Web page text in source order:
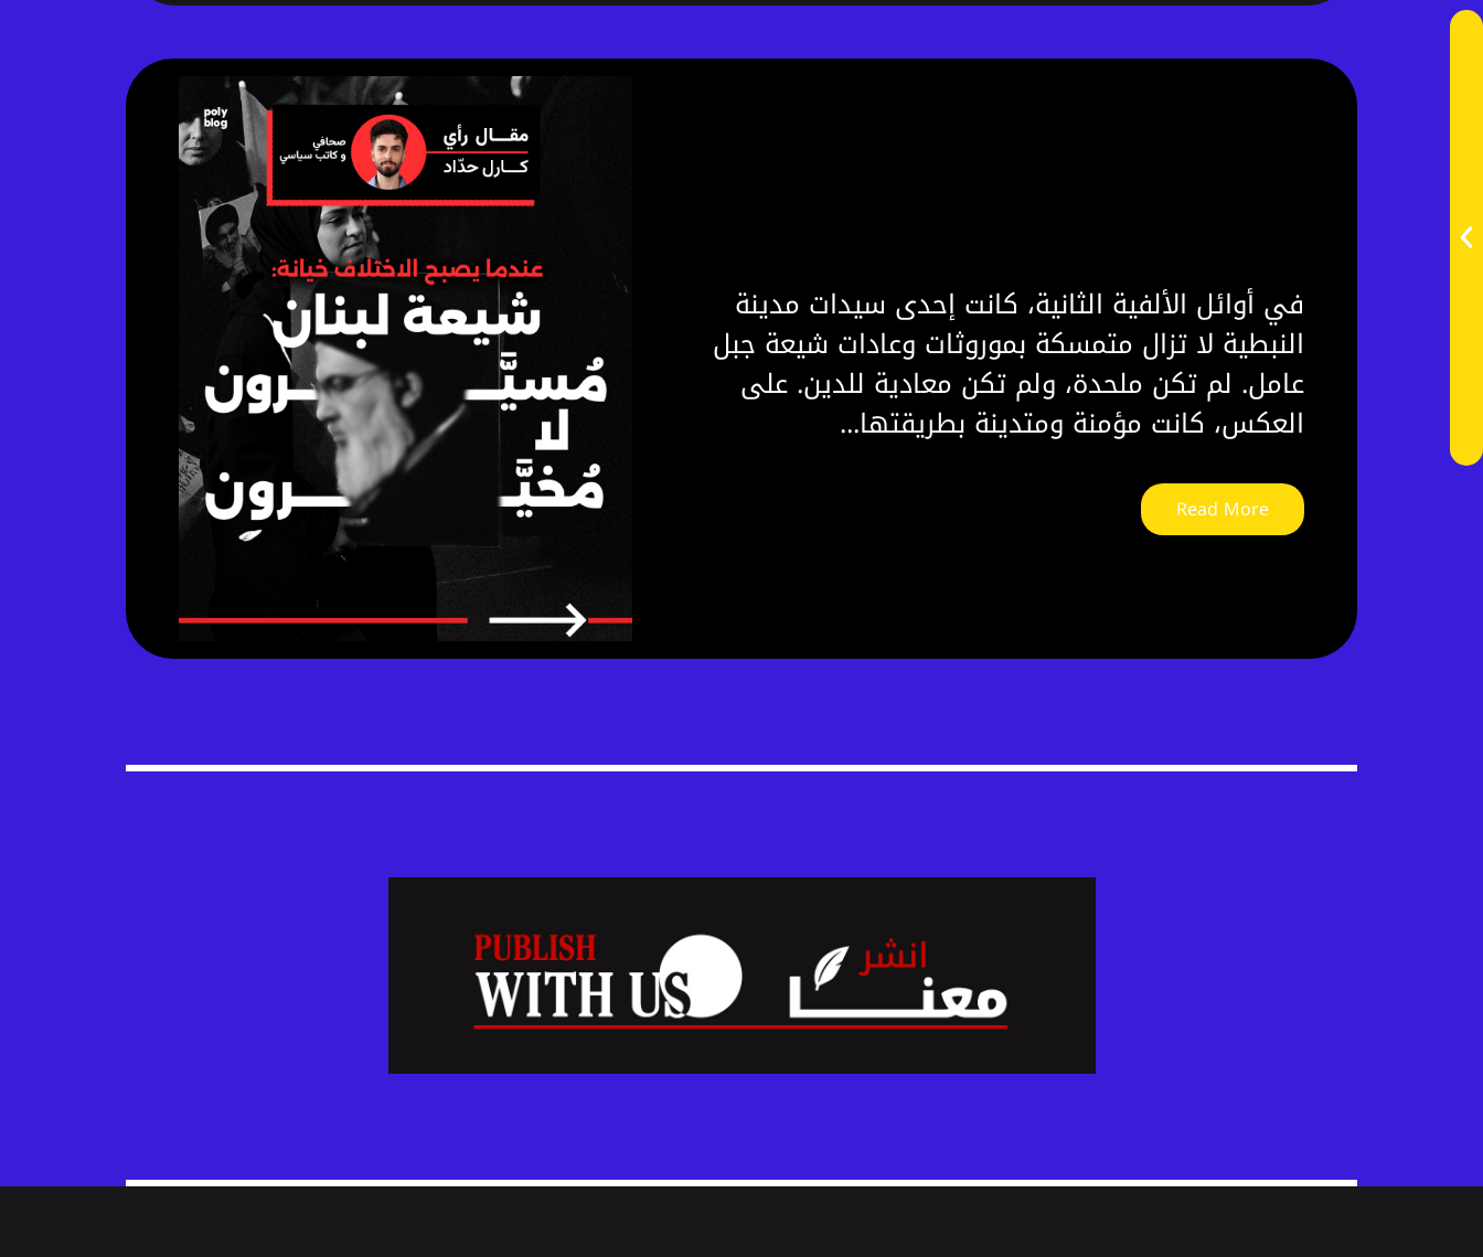
في أوائل الألفية الثانية، كانت إحدى سيدات مدينة
النبطية لا تزال متمسكة بموروثات وعادات شيعة جبل
عامل. لم تكن ملحدة، ولم تكن معادية للدين. على
العكس، كانت مؤمنة ومتدينة بطريقتها...
Read More